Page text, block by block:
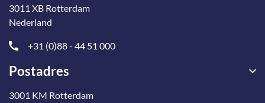
3011 XB Rotterdam
Nederland
+31 (0)88 - 44 51 000
Postadres
3001 KM Rotterdam